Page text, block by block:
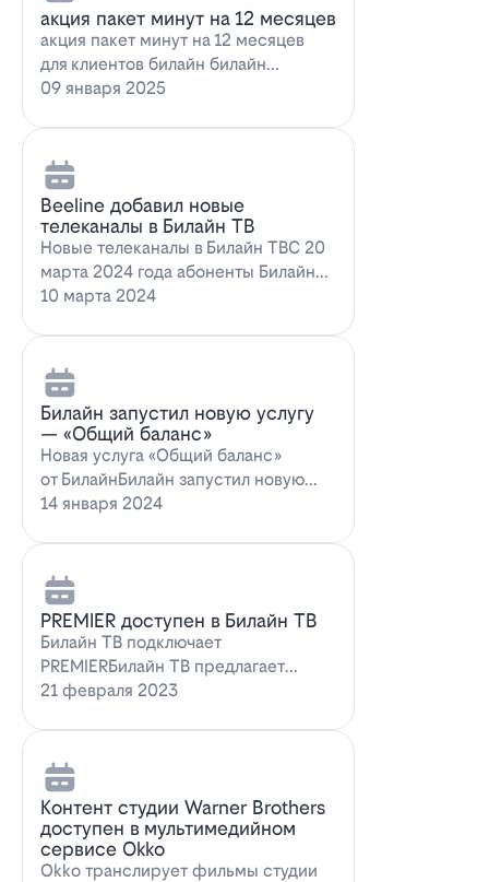
акция пакет минут на 12 месяцев
акция пакет минут на 12 месяцев
для клиентов билайн билайн
запускает новое выгодное
09 января 2025
Beeline добавил новые
телеканалы в Билайн ТВ
Новые телеканалы в Билайн ТВС 20
марта 2024 года абоненты Билайн
ТВ получат возможность
10 марта 2024
Билайн запустил новую услугу
— «Общий баланс»
Новая услуга «Общий баланс»
от БилайнБилайн запустил новую
услугу – "Общий баланс"…
14 января 2024
PREMIER доступен в Билайн ТВ
Билайн ТВ подключает
PREMIERБилайн ТВ предлагает
подписку на PREMIER. Всем
21 февраля 2023
Контент студии Warner Brothers
доступен в мультимедийном
сервисе Okko
Okko транслирует фильмы студии